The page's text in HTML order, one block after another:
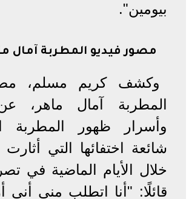
بيومين".
مصور فيديو المطربة آمال
وكشف كريم مسلم،
المطربة آمال ماهر،
وأسرار ظهور المطربة
شائعة اختفائها التي أثارت
خلال الأيام الماضية في
قائلًا: "أنا اتطلب مني أني